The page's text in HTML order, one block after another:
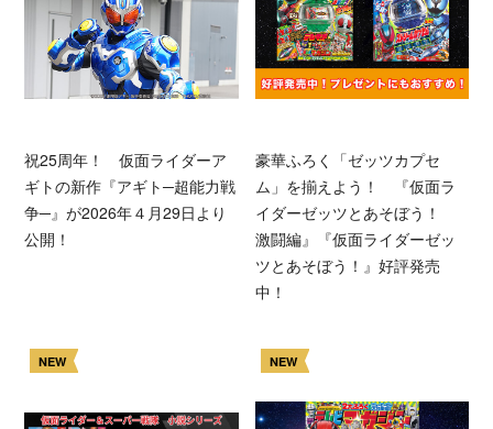
祝25周年！ 仮面ライダーア
ギトの新作『アギト─超能力戦
争─』が2026年４月29日より
公開！
豪華ふろく「ゼッツカプセ
ム」を揃えよう！ 『仮面ラ
イダーゼッツとあそぼう！
激闘編』『仮面ライダーゼッ
ツとあそぼう！』好評発売
中！
NEW NEW